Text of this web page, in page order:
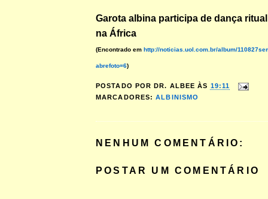
Garota albina participa de dança
na África
(Encontrado em http://noticias.uol.com.br/album/
abrefoto=6)
POSTADO POR DR. ALBEE ÀS 19:11
MARCADORES:ALBINISMO
NENHUM COMENTÁRIO:
POSTAR UM COMENTÁRIO